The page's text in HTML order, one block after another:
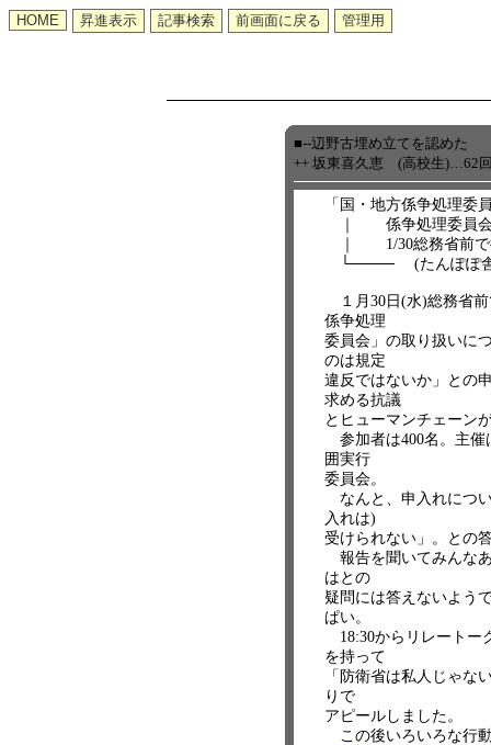
■--辺野古埋め立てを認めた
++ 坂東喜久恵 (高校生)…62
「国・地方係争処理委
｜ 係争処理委員会
｜ 1/30総務省前で
└──── (たんぽぽ
１月30日(水)総務省前
係争処理
委員会」の取り扱いに
のは規定
違反ではないか」との
求める抗議
とヒューマンチェーン
参加者は400名。主催
囲実行
委員会。
なんと、申入れにつ
入れは)
受けられない」。との
報告を聞いてみんな
はとの
疑問には答えないよう
ぱい。
18:30からリレートー
を持って
「防衛省は私人じゃな
りで
アピールしました。
この後いろいろな行